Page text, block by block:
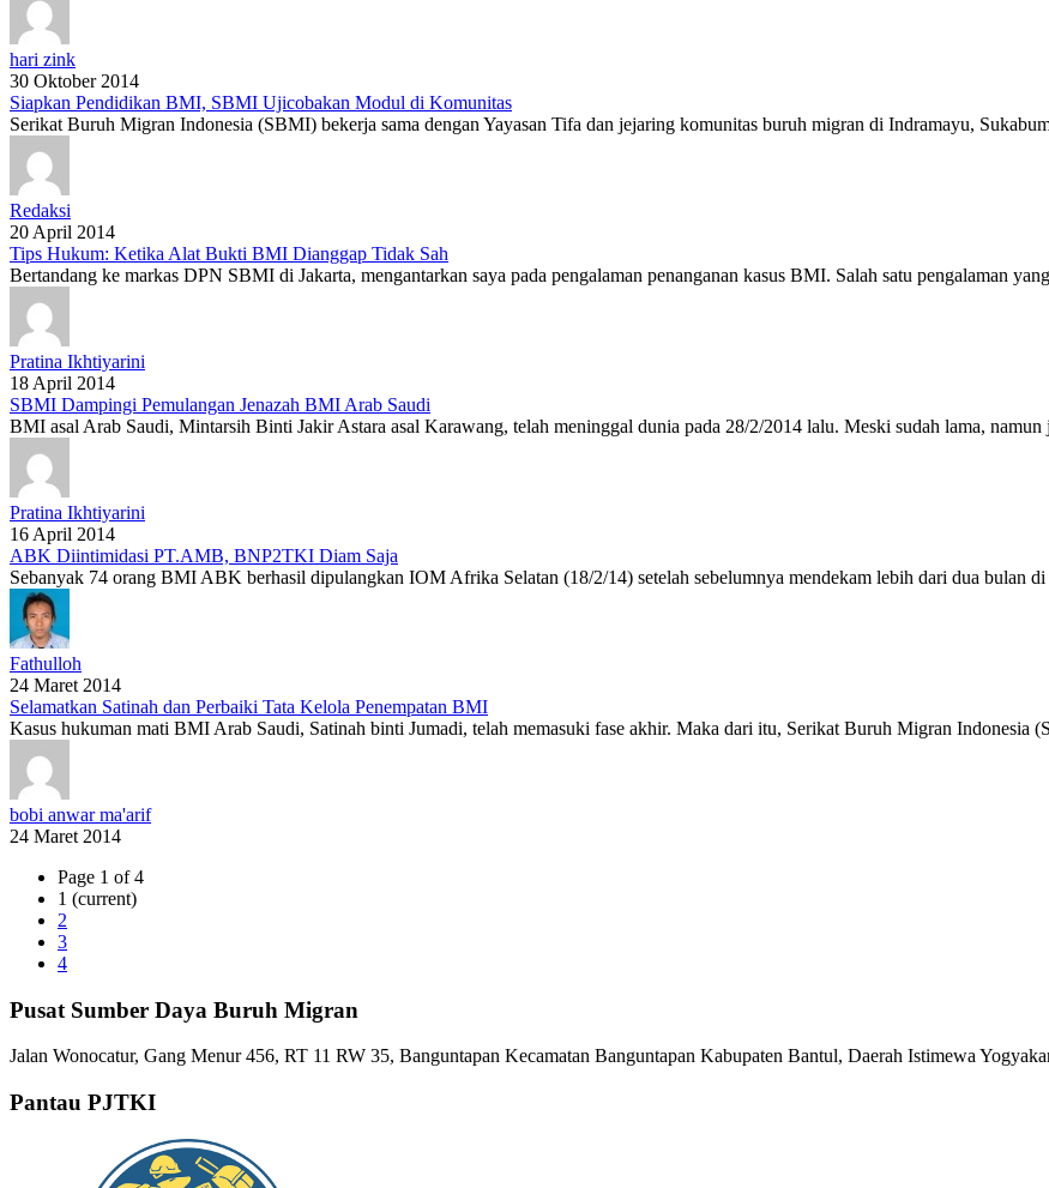
hari zink
30 Oktober 2014
Siapkan Pendidikan BMI, SBMI Ujicobakan Modul di Komunitas
Serikat Buruh Migran Indonesia (SBMI) bekerja sama dengan Yayasan Tifa dan jejaring komunitas buruh migran di Indramayu,
Redaksi
20 April 2014
Tips Hukum: Ketika Alat Bukti BMI Dianggap Tidak Sah
Bertandang ke markas DPN SBMI di Jakarta, mengantarkan saya pada pengalaman penanganan kasus BMI. Salah satu pengalaman
Pratina Ikhtiyarini
18 April 2014
SBMI Dampingi Pemulangan Jenazah BMI Arab Saudi
BMI asal Arab Saudi, Mintarsih Binti Jakir Astara asal Karawang, telah meninggal dunia pada 28/2/2014 lalu. Meski sudah lama, namun
Pratina Ikhtiyarini
16 April 2014
ABK Diintimidasi PT.AMB, BNP2TKI Diam Saja
Sebanyak 74 orang BMI ABK berhasil dipulangkan IOM Afrika Selatan (18/2/14) setelah sebelumnya mendekam lebih dari dua bulan di
Fathulloh
24 Maret 2014
Selamatkan Satinah dan Perbaiki Tata Kelola Penempatan BMI
Kasus hukuman mati BMI Arab Saudi, Satinah binti Jumadi, telah memasuki fase akhir. Maka dari itu, Serikat Buruh Migran Indonesia
bobi anwar ma'arif
24 Maret 2014
Page 1 of 4
1 (current)
2
3
4
Pusat Sumber Daya Buruh Migran
Jalan Wonocatur, Gang Menur 456, RT 11 RW 35, Banguntapan Kecamatan Banguntapan Kabupaten Bantul, Daerah Istimewa
Pantau PJTKI